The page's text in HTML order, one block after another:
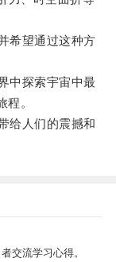
望通过这种方
探索宇宙中最
。
人们的震撼和
交流学习心得。